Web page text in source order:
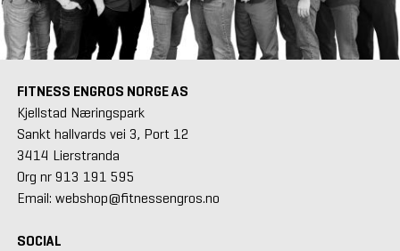
FITNESS ENGROS NORGE AS
Kjellstad Næringspark
Sankt hallvards vei 3, Port 12
3414 Lierstranda
Org nr 913 191 595
Email: webshop@fitnessengros.no
SOCIAL